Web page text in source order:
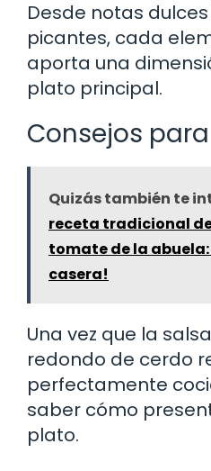
Desde notas
picantes, cada
aporta una
plato principal.
Consejos
Quizás también te
receta tradicional
tomate de la
casera!
Una vez que la
redondo de cerdo
perfectamente
saber cómo
plato.